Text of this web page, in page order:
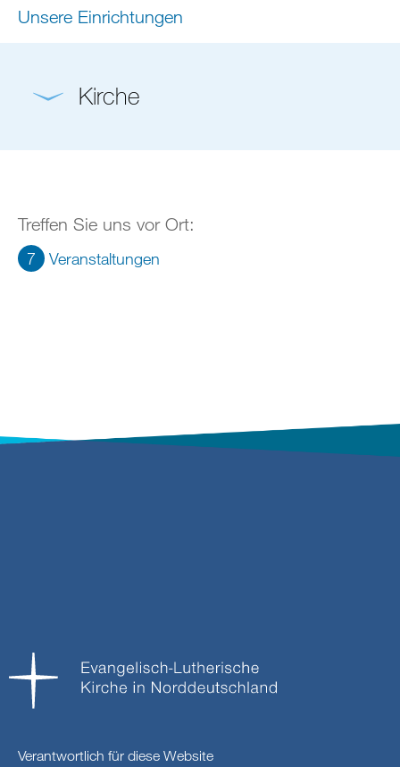
Unsere Einrichtungen
Kirche
Treffen Sie uns vor Ort:
7 Veranstaltungen
Verantwortlich für diese Website